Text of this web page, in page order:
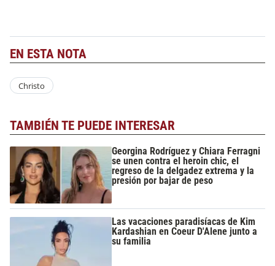
EN ESTA NOTA
Christo
TAMBIÉN TE PUEDE INTERESAR
Georgina Rodríguez y Chiara Ferragni
se unen contra el heroin chic, el
regreso de la delgadez extrema y la
presión por bajar de peso
Las vacaciones paradisíacas de Kim
Kardashian en Coeur D'Alene junto a
su familia